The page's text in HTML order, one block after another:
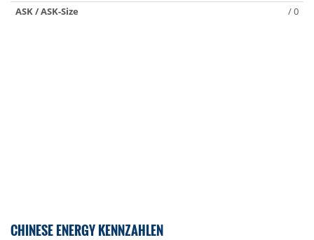
ASK / ASK-Size
/ 0
CHINESE ENERGY KENNZAHLEN